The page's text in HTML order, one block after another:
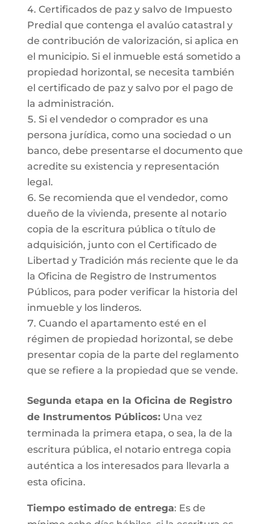
Certificados de paz y salvo de Impuesto
Predial que contenga el avalúo catastral y
de contribución de valorización, si aplica en
el municipio. Si el inmueble está sometido a
propiedad horizontal, se necesita también
el certificado de paz y salvo por el pago de
la administración.
Si el vendedor o comprador es una
persona jurídica, como una sociedad o un
banco, debe presentarse el documento que
acredite su existencia y representación
legal.
Se recomienda que el vendedor, como
dueño de la vivienda, presente al notario
copia de la escritura pública o título de
adquisición, junto con el Certificado de
Libertad y Tradición más reciente que le da
la Oficina de Registro de Instrumentos
Públicos, para poder verificar la historia del
inmueble y los linderos.
Cuando el apartamento esté en el
régimen de propiedad horizontal, se debe
presentar copia de la parte del reglamento
que se refiere a la propiedad que se vende.
Segunda etapa en la Oficina de Registro
de Instrumentos Públicos:Una vez
terminada la primera etapa, o sea, la de la
escritura pública, el notario entrega copia
auténtica a los interesados para llevarla a
esta oficina.
Tiempo estimado de entrega: Es de